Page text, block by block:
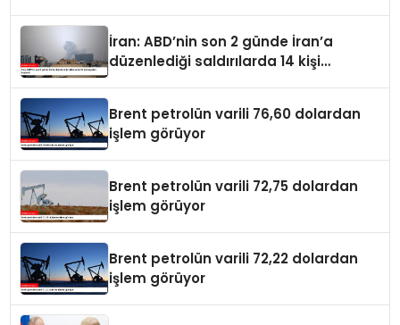
İran: ABD’nin son 2 günde İran’a
düzenlediği saldırılarda 14 kişi
Brent petrolün varili 76,60 dolardan
işlem görüyor
Brent petrolün varili 72,75 dolardan
işlem görüyor
Brent petrolün varili 72,22 dolardan
işlem görüyor